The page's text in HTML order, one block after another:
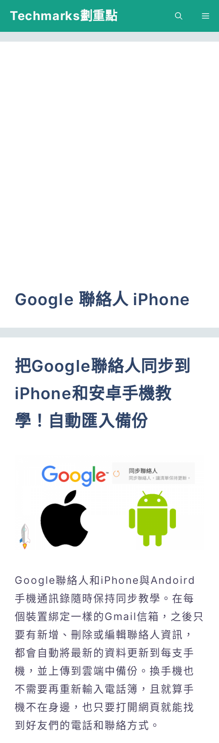
跳
主
Techmarks劃重點
Google 聯絡人 iPhone
把Google聯絡人同步到
iPhone和安卓手機教
學！自動匯入備份
Google聯絡人和iPhone與Andoird
手機通訊錄隨時保持同步教學。在每
個裝置綁定一樣的Gmail信箱，之後只
要有新增、刪除或編輯聯絡人資訊，
都會自動將最新的資料更新到每支手
機，並上傳到雲端中備份。換手機也
不需要再重新輸入電話簿，且就算手
機不在身邊，也只要打開網頁就能找
到好友們的電話和聯絡方式。